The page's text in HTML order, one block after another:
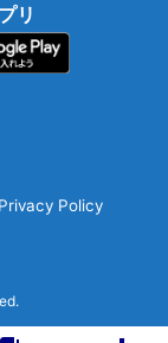
リ
Privacy Policy